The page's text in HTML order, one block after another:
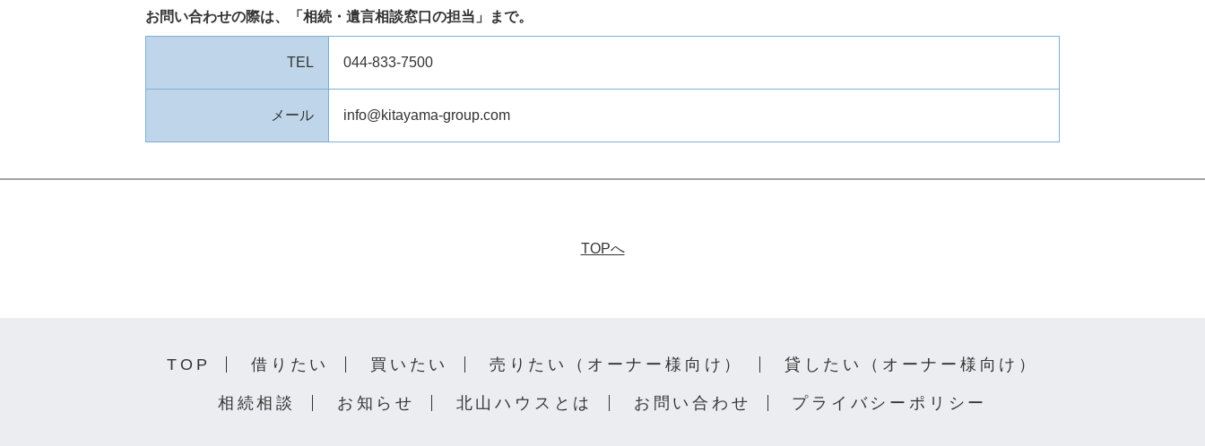
お問い合わせの際は、「相続・遺言相談窓口の担当」まで。
TEL 044-833-7500
メール info@kitayama-group.com
TOPへ
TOP 借りたい 買いたい 売りたい（オーナー様向け） 貸したい（オーナー様向け）
相続相談 お知らせ 北山ハウスとは お問い合わせ プライバシーポリシー